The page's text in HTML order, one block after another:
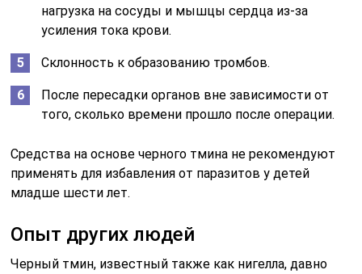
нагрузка на сосуды и мышцы сердца из-за
усиления тока крови.
Склонность к образованию тромбов.
После пересадки органов вне зависимости от
того, сколько времени прошло после операции.
Средства на основе черного тмина не рекомендуют
применять для избавления от паразитов у детей
младше шести лет.
Опыт других людей
Черный тмин, известный также как нигелла, давно